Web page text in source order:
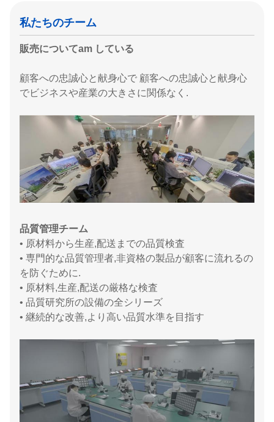
私たちのチーム
販売についてam している
顧客への忠誠心と献身心で 顧客への忠誠心と献身心
でビジネスや産業の大きさに関係なく.
品質管理チーム
• 原材料から生産,配送までの品質検査
• 専門的な品質管理者,非資格の製品が顧客に流れるの
を防ぐために.
• 原材料,生産,配送の厳格な検査
• 品質研究所の設備の全シリーズ
• 継続的な改善,より高い品質水準を目指す